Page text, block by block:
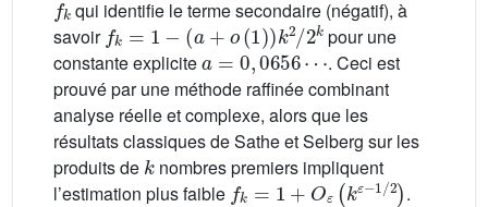
qui identifie le terme secondaire (négatif), à
savoir
fk=1-(a+o(1))k2/2k
pour une
constante explicite
a=0,0656⋯
. Ceci est
prouvé par une méthode raffinée combinant
analyse réelle et complexe, alors que les
résultats classiques de Sathe et Selberg sur les
produits de
k
nombres premiers impliquent
l’estimation plus faible
fk=1+Oε(kε-1/2)
.